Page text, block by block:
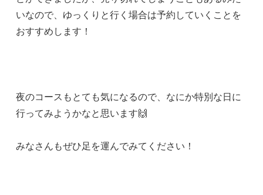
いなので、ゆっくりと行く場合は予約していくことを
おすすめします！
夜のコースもとても気になるので、なにか特別な日に
行ってみようかなと思います🙌
みなさんもぜひ足を運んでみてください！